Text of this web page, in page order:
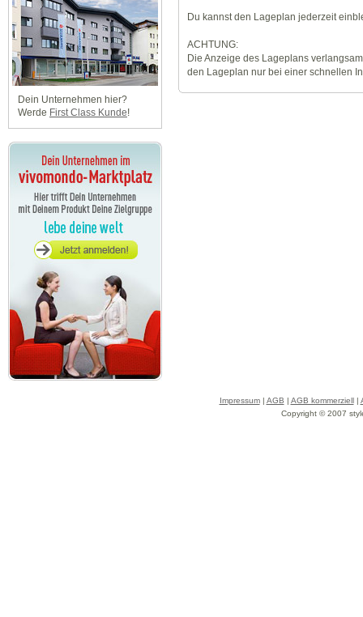
Dein Unternehmen hier?
Werde First Class Kunde!
Du kannst den Lageplan jederzeit
ACHTUNG:
Die Anzeige des Lageplans
den Lageplan nur bei einer schnellen
Impressum| AGB | AGB kommerziell|
Copyright © 2007